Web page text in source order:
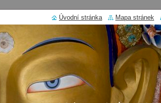
Úvodní stránka Mapa stránek